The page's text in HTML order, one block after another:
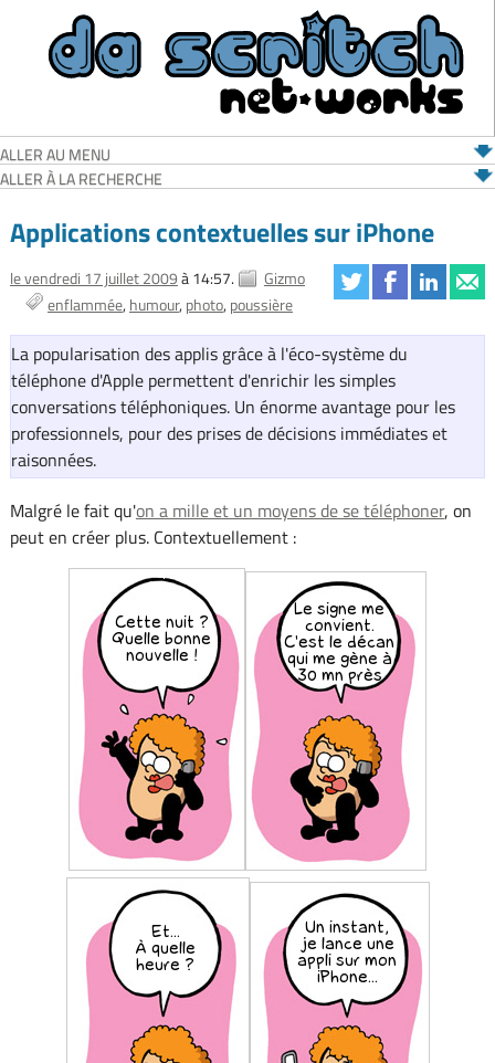
ALLER AU MENU
ALLER À LA RECHERCHE
Applications contextuelles sur iPhone
le vendredi 17 juillet 2009à 14:57.
Gizmo
enflammée humour photo poussière
La popularisation des applis grâce à l'éco-système du
téléphone d'Apple permettent d'enrichir les simples
conversations téléphoniques. Un énorme avantage pour les
professionnels, pour des prises de décisions immédiates et
raisonnées.
Malgré le fait qu'on a mille et un moyens de se téléphoner, on
peut en créer plus. Contextuellement :